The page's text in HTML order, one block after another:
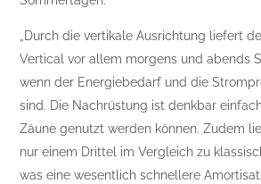
„Durch die vertikale Ausrichtung liefert
Vertical vor allem morgens und abends
wenn der Energiebedarf und die
sind. Die Nachrüstung ist denkbar
Zäune genutzt werden können. Zudem
nur einem Drittel im Vergleich zu
was eine wesentlich schnellere